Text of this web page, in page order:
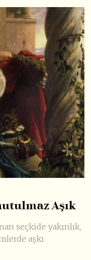
Aşık
seçkide yakınlık,
aşkı